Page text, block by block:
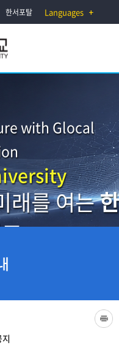
한서포탈 Languages
with Glocal
래를 여는한
지